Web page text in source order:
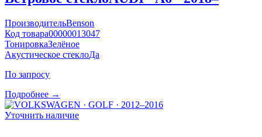
ПроизводительBenson
Код товара00000013047
ТонировкаЗелёное
Акустическое стеклоДа
По запросу
Подробнее →
Уточнить наличие